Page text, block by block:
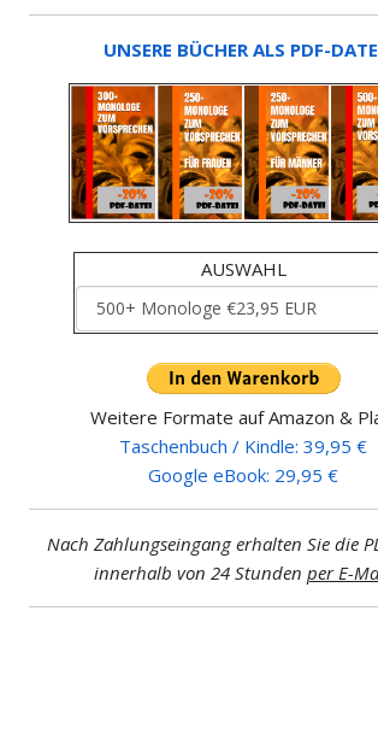
UNSERE BÜCHER ALS PDF-
AUSWAHL
Weitere Formate auf Amazon &
Taschenbuch / Kindle: 39,95 €
Google eBook: 29,95 €
Nach Zahlungseingang erhalten Sie die
innerhalb von 24 Stunden per E-